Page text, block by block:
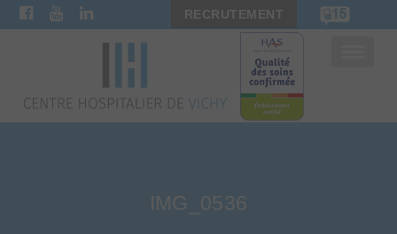
RECRUTEMENT
IMG_0536